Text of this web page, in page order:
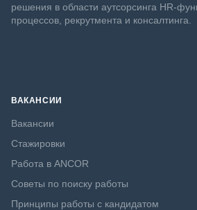
решения в области аутсорсинга HR-
процессов, рекрутмента и консалтинга.
ВАКАНСИИ
Вакансии
Стажировки
Работа в ANCOR
Советы по поиску работы
Принципы работы с кандидатом